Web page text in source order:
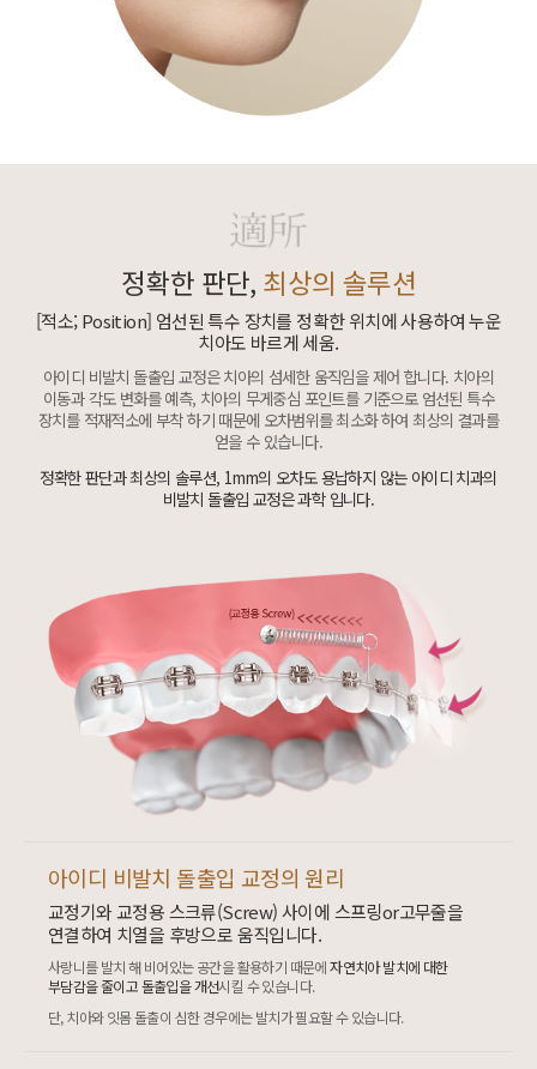
정확한 판단, 최상의 솔루션
[적소; Position] 엄선된 특수 장치를 정확한 위치에사용하여 누운
치아도 바르게 세움.
아이디 비발치 돌출입 교정은 치아의 섬세한 움직임을 제어 합니다. 치아의
이동과 각도 변화를 예측, 치아의 무게중심 포인트를 기준으로 엄선된 특수
장치를 적재적소에 부착 하기 때문에 오차범위를 최소화 하여 최상의 결과를
얻을 수 있습니다.
정확한 판단과 최상의 솔루션, 1mm의 오차도 용납하지 않는 아이디 치과의
비발치 돌출입 교정은 과학 입니다.
아이디 비발치 돌출입 교정의 원리
교정기와 교정용 스크류(Screw) 사이에 스프링or고무줄을
연결하여 치열을 후방으로 움직입니다.
사랑니를 발치 해 비어있는 공간을 활용하기 때문에자연치아 발치에 대한
부담감을 줄이고 돌출입을 개선시킬 수 있습니다.
단, 치아와 잇몸 돌출이 심한 경우에는 발치가 필요할 수 있습니다.